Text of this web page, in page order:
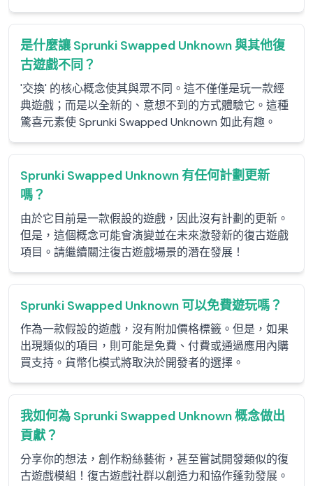
是什麼讓 Sprunki Swapped Unknown 與其他復
古遊戲不同？
'交換' 的核心概念使其與眾不同。這不僅僅是玩一款經
典遊戲；而是以全新的、意想不到的方式體驗它。這種
驚喜元素使 Sprunki Swapped Unknown 如此有趣。
Sprunki Swapped Unknown 有任何計劃更新
嗎？
由於它目前是一款假設的遊戲，因此沒有計劃的更新。
但是，這個概念可能會演變並在未來激發新的復古遊戲
項目。請繼續關注復古遊戲場景的潛在發展！
Sprunki Swapped Unknown 可以免費遊玩嗎？
作為一款假設的遊戲，沒有附加價格標籤。但是，如果
出現類似的項目，則可能是免費、付費或通過應用內購
買支持。貨幣化模式將取決於開發者的選擇。
我如何為 Sprunki Swapped Unknown 概念做出
貢獻？
分享你的想法，創作粉絲藝術，甚至嘗試開發類似的復
古遊戲模組！復古遊戲社群以創造力和協作蓬勃發展。